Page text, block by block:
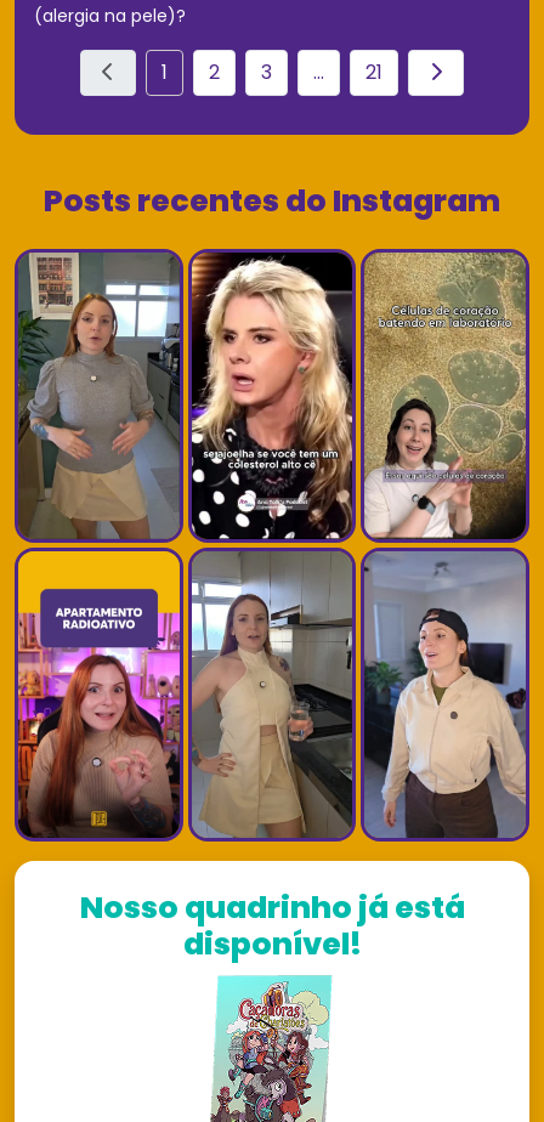
(alergia na pele)?
1 2 3 ... 21
Posts recentes do Instagram
Nosso quadrinho já está
disponível!